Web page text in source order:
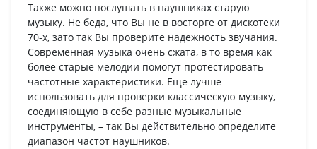
Также можно послушать в наушниках старую
музыку. Не беда, что Вы не в восторге от дискотеки
70-х, зато так Вы проверите надежность звучания.
Современная музыка очень сжата, в то время как
более старые мелодии помогут протестировать
частотные характеристики. Еще лучше
использовать для проверки классическую музыку,
соединяющую в себе разные музыкальные
инструменты, – так Вы действительно определите
диапазон частот наушников.